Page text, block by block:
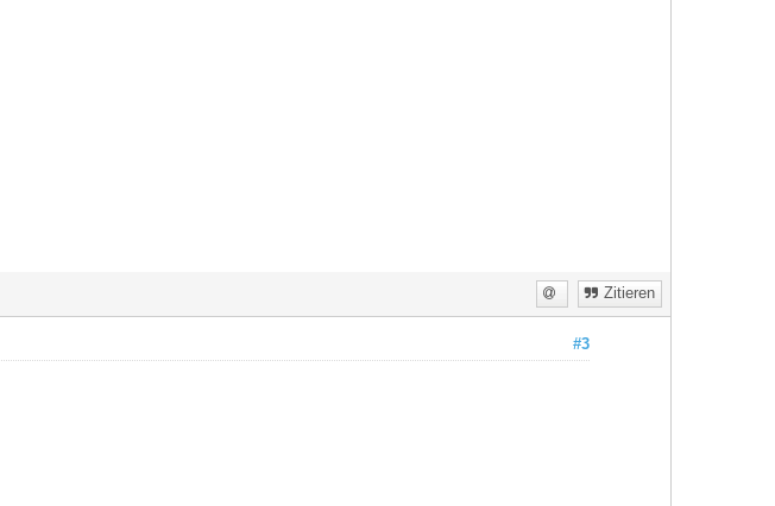
Zitieren
#3